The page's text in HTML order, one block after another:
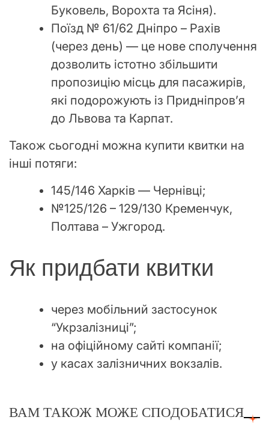
Буковель, Ворохта та Ясіня).
Поїзд № 61/62 Дніпро – Рахів
(через день) — це нове сполучення
дозволить істотно збільшити
пропозицію місць для пасажирів,
які подорожують із Придніпров’я
до Львова та Карпат.
Також сьогодні можна купити квитки на
інші потяги:
145/146 Харків — Чернівці;
№125/126 – 129/130 Кременчук,
Полтава – Ужгород.
Як придбати квитки
через мобільний застосунок
“Укрзалізниці”;
на офіційному сайті компанії;
у касах залізничних вокзалів.
ВАМ ТАКОЖ МОЖЕ СПОДОБАТИСЯ